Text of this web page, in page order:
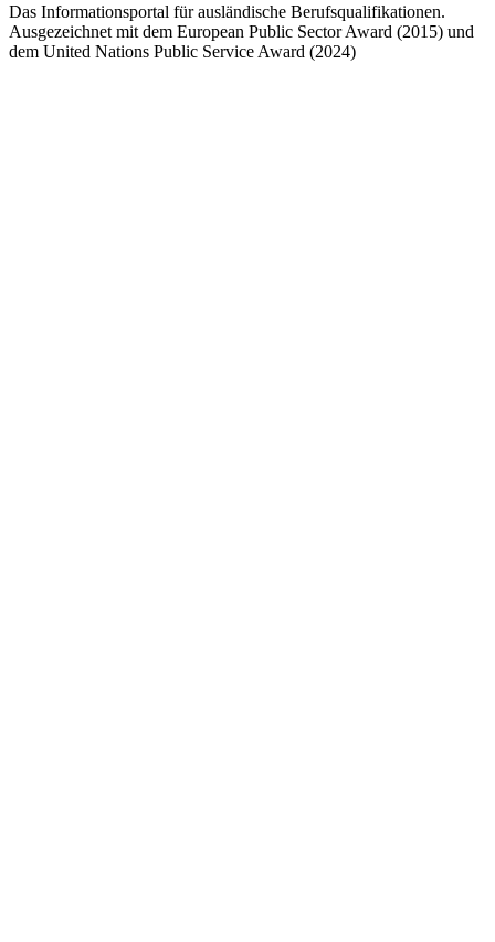
Das Informationsportal für ausländische Berufsqualifikationen.
Ausgezeichnet mit dem European Public Sector Award (2015) und
dem United Nations Public Service Award (2024)